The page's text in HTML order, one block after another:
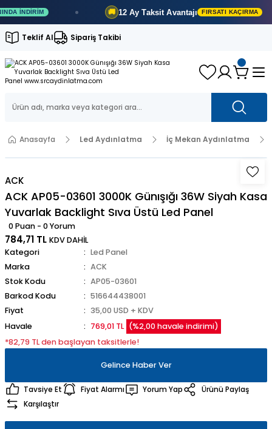
İNDIRIM 12 AyTaksit Avantajı FIRSATI KAÇIRMA
Teklif Al Sipariş Takibi
Anasayfa Led Aydınlatma İç Mekan Aydınlatma
ACK
ACK AP05-03601 3000K Günışığı 36W Siyah Kasa
Yuvarlak Backlight Sıva Üstü Led Panel
0 Puan - 0 Yorum
784,71 TL KDV DAHİL
Kategori
Led Panel
Marka
ACK
Stok Kodu
AP05-03601
Barkod Kodu
516644438001
Fiyat
35,00 USD + KDV
Havale
769,01 TL (%2,00 havale indirimi)
*82,79 TL den başlayan taksitlerle!
Gelince Haber Ver
Tavsiye Et Fiyat Alarmı Yorum Yap
Ürünü Paylaş
Karşılaştır